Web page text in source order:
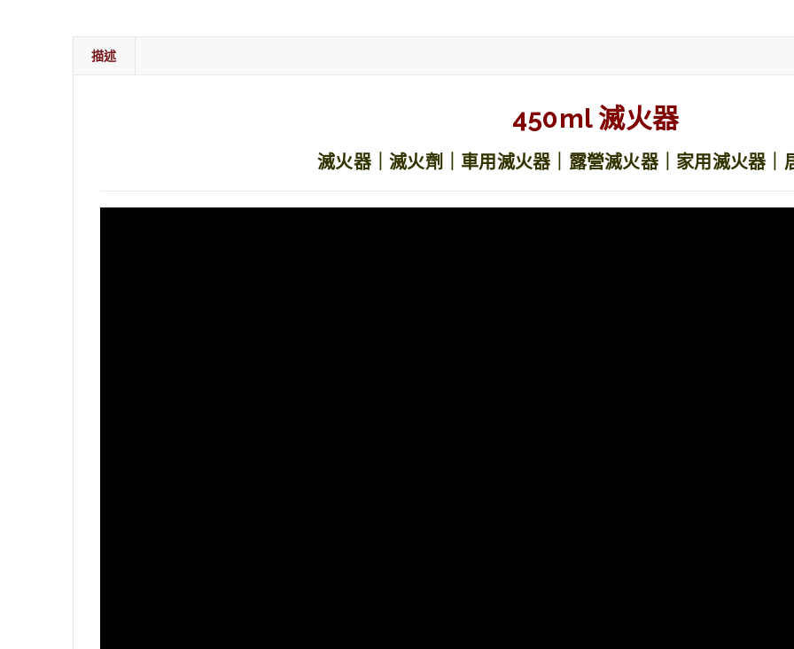
描述
450ml 滅火器
滅火器｜滅火劑｜車用滅火器｜露營滅火器｜家用滅火器｜